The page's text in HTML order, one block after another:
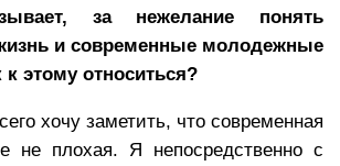
за нежелание понять
и современные молодежные
этому относиться?
хочу заметить, что современная
не плохая. Я непосредственно с